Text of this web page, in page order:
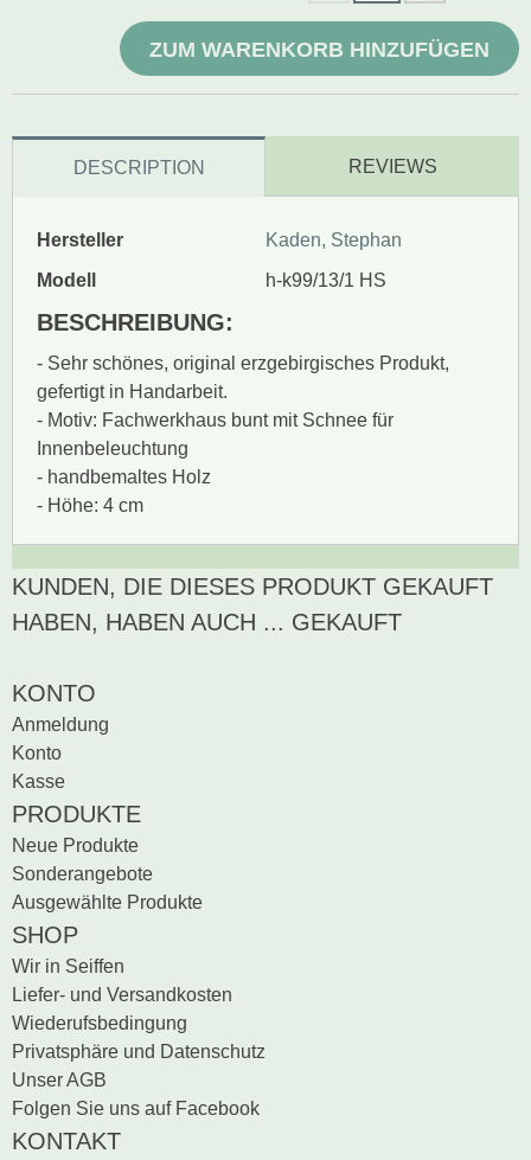
ZUM WARENKORB HINZUFÜGEN
DESCRIPTION REVIEWS
Hersteller
Kaden, Stephan
Modell
h-k99/13/1 HS
BESCHREIBUNG:
- Sehr schönes, original erzgebirgisches Produkt,
gefertigt in Handarbeit.
- Motiv: Fachwerkhaus bunt mit Schnee für
Innenbeleuchtung
- handbemaltes Holz
- Höhe: 4 cm
BEWERTUNG SCHREIBEN
Zur Zeit gibt es keine
Produktrezensionen.
KUNDEN, DIE DIESES PRODUKT GEKAUFT
HABEN, HABEN AUCH ... GEKAUFT
KONTO
Anmeldung
Konto
Kasse
PRODUKTE
Neue Produkte
Sonderangebote
Ausgewählte Produkte
SHOP
Wir in Seiffen
Liefer- und Versandkosten
Wiederufsbedingung
Privatsphäre und Datenschutz
Unser AGB
Folgen Sie uns auf Facebook
KONTAKT